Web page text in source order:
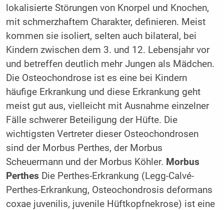
lokalisierte Störungen von Knorpel und Knochen,
mit schmerzhaftem Charakter, definieren. Meist
kommen sie isoliert, selten auch bilateral, bei
Kindern zwischen dem 3. und 12. Lebensjahr vor
und betreffen deutlich mehr Jungen als Mädchen.
Die Osteochondrose ist es eine bei Kindern
häufige Erkrankung und diese Erkrankung geht
meist gut aus, vielleicht mit Ausnahme einzelner
Fälle schwerer Beteiligung der Hüfte. Die
wichtigsten Vertreter dieser Osteochondrosen
sind der Morbus Perthes, der Morbus
Scheuermann und der Morbus Köhler. Morbus
Perthes Die Perthes-Erkrankung (Legg-Calvé-
Perthes-Erkrankung, Osteochondrosis deformans
coxae juvenilis, juvenile Hüftkopfnekrose) ist eine